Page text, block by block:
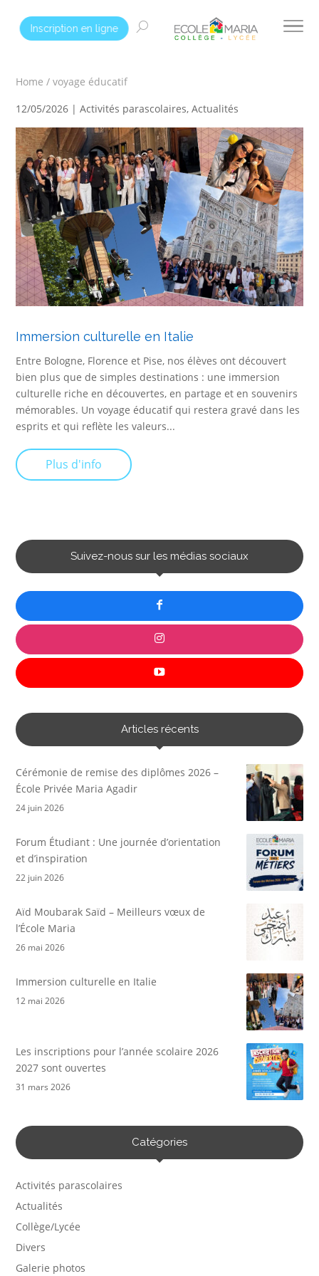
Inscription en ligne
Home / voyage éducatif
12/05/2026 | Activités parascolaires, Actualités
Immersion culturelle en Italie
Entre Bologne, Florence et Pise, nos élèves ont découvert
bien plus que de simples destinations : une immersion
culturelle riche en découvertes, en partage et en souvenirs
mémorables. Un voyage éducatif qui restera gravé dans les
esprits et qui reflète les valeurs...
Plus d'info
Suivez-nous sur les médias sociaux
Articles récents
Cérémonie de remise des diplômes 2026 –
École Privée Maria Agadir
24 juin 2026
Forum Étudiant : Une journée d’orientation
et d’inspiration
22 juin 2026
Aïd Moubarak Saïd – Meilleurs vœux de
l’École Maria
26 mai 2026
Immersion culturelle en Italie
12 mai 2026
Les inscriptions pour l’année scolaire 2026
2027 sont ouvertes
31 mars 2026
Catégories
Activités parascolaires
Actualités
Collège/Lycée
Divers
Galerie photos